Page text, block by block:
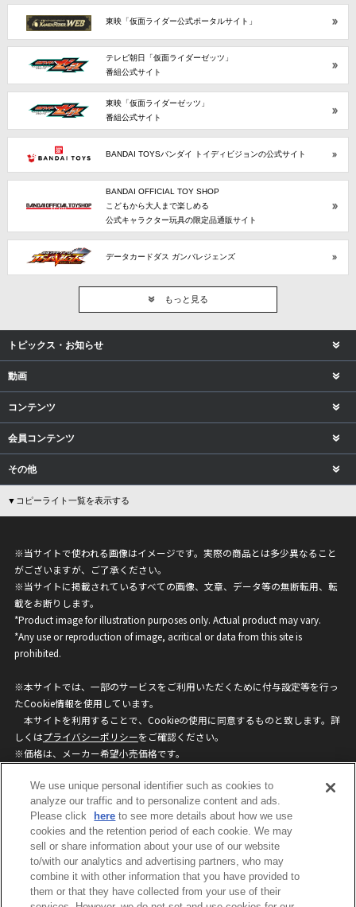
東映「仮面ライダー公式ポータルサイト」
テレビ朝日「仮面ライダーゼッツ」
番組公式サイト
東映「仮面ライダーゼッツ」
番組公式サイト
BANDAI TOYSバンダイ トイディビジョンの公式サイト
BANDAI OFFICIAL TOY SHOP
こどもから大人まで楽しめる
公式キャラクター玩具の限定品通販サイト
データカードダス ガンバレジェンズ
もっと見る
トピックス・お知らせ
動画
コンテンツ
会員コンテンツ
その他
▼コピーライト一覧を表示する
※当サイトで使われる画像はイメージです。実際の商品とは多少異なること
がございますが、ご了承ください。
※当サイトに掲載されているすべての画像、文章、データ等の無断転用、転
載をお断りします。
*Product image for illustration purposes only. Actual product may vary.
*Any use or reproduction of image, acritical or data from this site is
prohibited.
※本サイトでは、一部のサービスをご利用いただくために付与設定等を行っ
たCookie情報を使用しています。
本サイトを利用することで、Cookieの使用に同意するものと致します。詳
しくはプライバシーポリシーをご確認ください。
※価格は、メーカー希望小売価格です。
ざいますのでご了承ください。
privacypolicy
Do Not Sell or Share My
Personal Information
ウェブサイトご利用条件
ソーシャルメディアポリシー
個人情報保護方針
お問い合わせ
We use unique personal identifier such as cookies to
analyze our traffic and to personalize content and ads.
Please click
here to see more details about how we use
cookies and the retention period of each cookie. We may
sell or share information about your use of our website
to/with our analytics and advertising partners, who may
combine it with other information that you have provided to
them or that they have collected from your use of their